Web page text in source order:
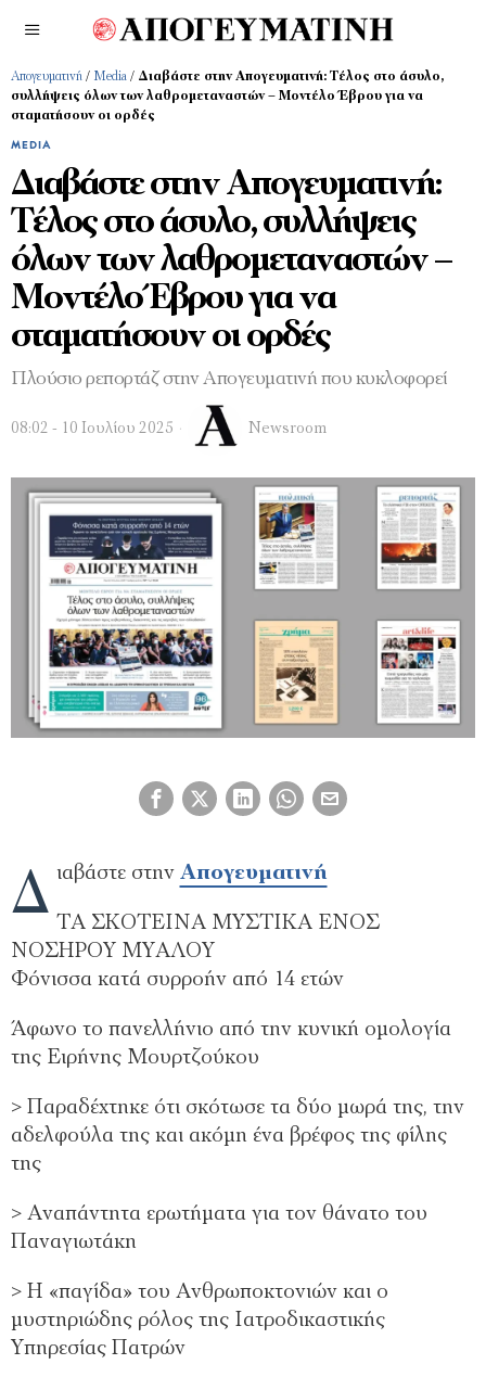
Απογευματινή / Media / Διαβάστε στην Απογευματινή: Τέλος στο άσυλο,
συλλήψεις όλων των λαθρομεταναστών – Μοντέλο Έβρου για να
σταματήσουν οι ορδές
MEDIA
Διαβάστε στην Απογευματινή:
Τέλος στο άσυλο, συλλήψεις
όλων των λαθρομεταναστών –
Μοντέλο Έβρου για να
σταματήσουν οι ορδές
Πλούσιο ρεπορτάζ στην Απογευματινή που κυκλοφορεί
08:02 - 10 Ιουλίου 2025 Newsroom
Δ ιαβάστε στην Απογευματινή
ΤΑ ΣΚΟΤΕΙΝΑ ΜΥΣΤΙΚΑ ΕΝΟΣ
ΝΟΣΗΡΟΥ ΜΥΑΛΟΥ
Φόνισσα κατά συρροήν από 14 ετών
Άφωνο το πανελλήνιο από την κυνική ομολογία
της Ειρήνης Μουρτζούκου
> Παραδέχτηκε ότι σκότωσε τα δύο μωρά της, την
αδελφούλα της και ακόμη ένα βρέφος της φίλης
της
> Αναπάντητα ερωτήματα για τον θάνατο του
Παναγιωτάκη
> Η «παγίδα» του Ανθρωποκτονιών και ο
μυστηριώδης ρόλος της Ιατροδικαστικής
Υπηρεσίας Πατρών